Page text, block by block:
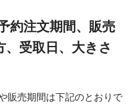
約注文期間、販売
、受取日、大きさ
販売期間は下記のとおりで